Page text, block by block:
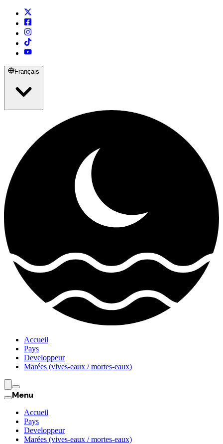
Français
Accueil
Pays
Developpeur
Marées (vives-eaux / mortes-eaux)
Menu
Accueil
Pays
Developpeur
Marées (vives-eaux / mortes-eaux)